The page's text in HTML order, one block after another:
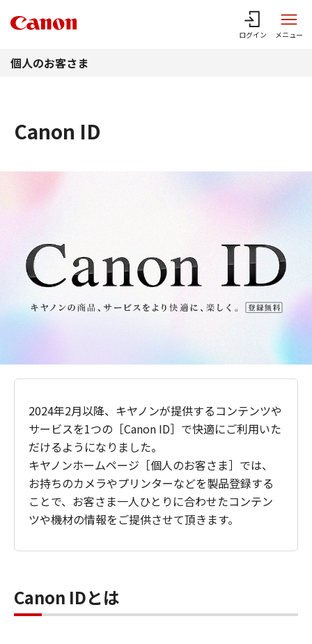
ログイン メニュー
個人のお客さま
Canon ID
2024年2月以降、キヤノンが提供するコンテンツや
サービスを1つの［Canon ID］で快適にご利用いた
だけるようになりました。
キヤノンホームページ［個人のお客さま］では、
お持ちのカメラやプリンターなどを製品登録する
ことで、お客さま一人ひとりに合わせたコンテン
ツや機材の情報をご提供させて頂きます。
Canon IDとは